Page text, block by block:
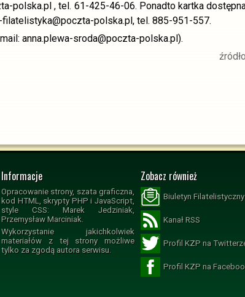
polska.pl , tel. 61-425-46-06. Ponadto kartka
polska.pl, tel. 885-951-557.
anna.plewa-sroda@poczta-polska.pl).
Informacje
Opracowanie strony, szata graficzna,
kod HTML, skrypty PHP i JavaScript,
style CSS: Marek Jedziniak,
Przemysław Marciniak.
Wykorzystanie jakichkolwiek
materiałów z tej strony możliwe
tylko za zgodą autora serwisu.
Zobacz również
Biuletyn Filatelistyczny
Kanał RSS
Profil KZP na
Profil KZP na